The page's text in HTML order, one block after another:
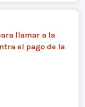
llamar a la
el pago de la